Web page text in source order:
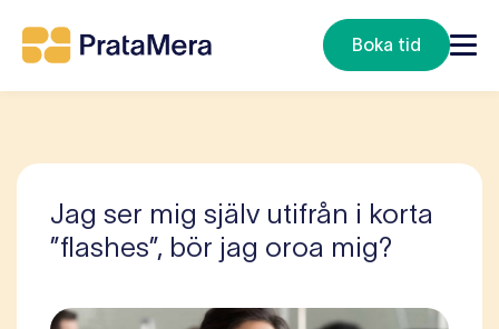
Boka tid
Jag ser mig själv utifrån i korta
”flashes”, bör jag oroa mig?